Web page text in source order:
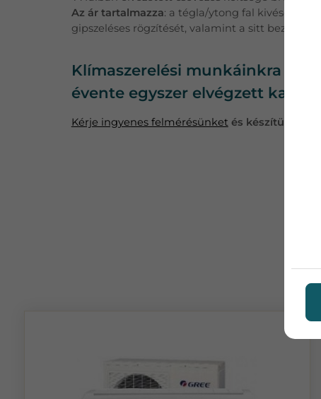
Az ár tartalmazza: a tégla/ytong fal kivésését, a
gipszeléses rögzítését, valamint a sitt
Klímaszerelési munkáinkra
évente egyszer elvégzett
Kérje ingyenes felmérésünketés készítünk